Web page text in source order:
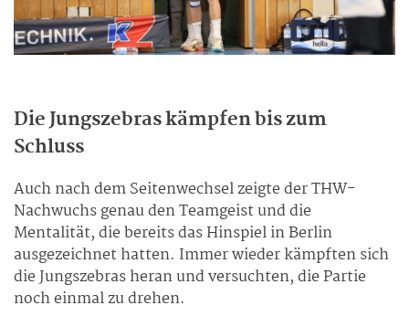
Die Jungszebras kämpfen bis zum
Schluss
Auch nach dem Seitenwechsel zeigte der THW-
Nachwuchs genau den Teamgeist und die
Mentalität, die bereits das Hinspiel in Berlin
ausgezeichnet hatten. Immer wieder kämpften sich
die Jungszebras heran und versuchten, die Partie
noch einmal zu drehen.